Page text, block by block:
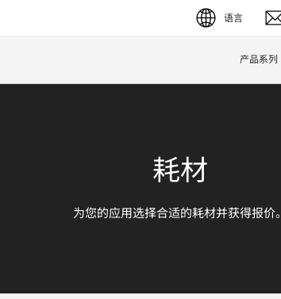
语言
English (EN)
产品系列
耗材
为您的应用选择合适的耗材并获得报价。